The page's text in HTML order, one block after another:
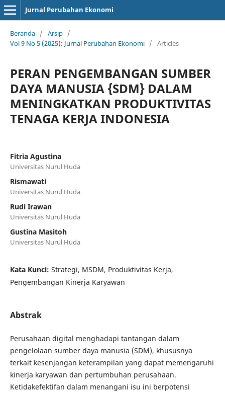
Jurnal Perubahan Ekonomi
Beranda / Arsip /
Vol 9 No 5 (2025): Jurnal Perubahan Ekonomi / Articles
PERAN PENGEMBANGAN SUMBER
DAYA MANUSIA {SDM} DALAM
MENINGKATKAN PRODUKTIVITAS
TENAGA KERJA INDONESIA
Fitria Agustina
Universitas Nurul Huda
Rismawati
Universitas Nurul Huda
Rudi Irawan
Universitas Nurul Huda
Gustina Masitoh
Universitas Nurul Huda
Kata Kunci: Strategi, MSDM, Produktivitas Kerja,
Pengembangan Kinerja Karyawan
Abstrak
Perusahaan digital menghadapi tantangan dalam
pengelolaan sumber daya manusia (SDM), khususnya
terkait kesenjangan keterampilan yang dapat memengaruhi
kinerja karyawan dan pertumbuhan perusahaan.
Ketidakefektifan dalam menangani isu ini berpotensi